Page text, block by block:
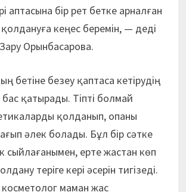
аптасына бір рет бетке арналған
кеңес беремін, — деді
Орынбасарова.
бетіне безеу қаптаса кетірудің
қатырады. Тіпті болмай
қолданып, опаны
әлек болады. Бұл бір сәтке
сыйлағанымен, ерте жастан көп
теріге кері әсерін тигізеді.
маман жас